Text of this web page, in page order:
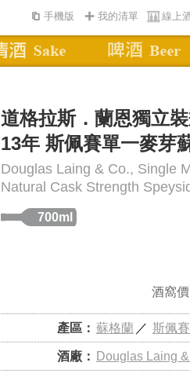
線上
我的清單
手機版
道格拉斯．蘭恩獨立
13年 斯佩賽單一麥芽
Douglas Laing & Co., Single
Natural Cask Strength
700ml
酒窩價
產區： 蘇格蘭 ／ 斯佩賽
酒廠： Douglas Laing